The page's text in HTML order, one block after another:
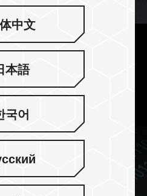
场更顺畅
术，提供优于传统机械硬
游戏过场更顺畅。
中文
本語
국어